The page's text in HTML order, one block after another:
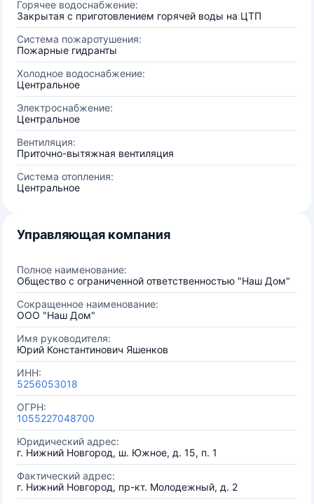
Горячее водоснабжение:
Закрытая с приготовлением горячей воды на ЦТП
Система пожаротушения:
Пожарные гидранты
Холодное водоснабжение:
Центральное
Электроснабжение:
Центральное
Вентиляция:
Приточно-вытяжная вентиляция
Система отопления:
Центральное
Управляющая компания
Полное наименование:
Общество с ограниченной ответственностью "Наш Дом"
Сокращенное наименование:
ООО "Наш Дом"
Имя руководителя:
Юрий Константинович Яшенков
ИНН:
5256053018
ОГРН:
1055227048700
Юридический адрес:
г. Нижний Новгород, ш. Южное, д. 15, п. 1
Фактический адрес:
г. Нижний Новгород, пр-кт. Молодежный, д. 2